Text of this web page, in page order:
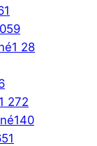
1 28
1 272
140